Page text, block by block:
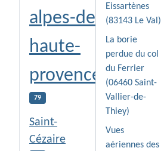
alpes-de-
haute-
provence
79
Saint-
Cézaire
Eissartènes
(83143 Le Val)
La borie
perdue du col
du Ferrier
(06460 Saint-
Vallier-de-
Thiey)
Vues
aériennes des